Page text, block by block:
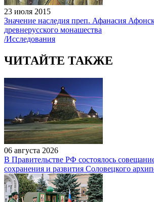
23 июля 2015
Значение наследия преп. Афанасия
древнерусского монашества
/Исследования
ЧИТАЙТЕ ТАКЖЕ
06 августа 2026
В Правительстве РФ состоялось
сохранения и развития Соловецкого